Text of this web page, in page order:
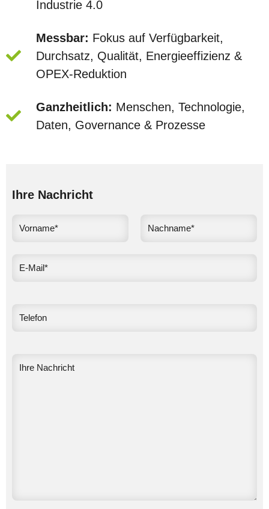
Industrie 4.0
Messbar: Fokus auf Verfügbarkeit,
Durchsatz, Qualität, Energieeffizienz &
OPEX‑Reduktion
Ganzheitlich: Menschen, Technologie,
Daten, Governance & Prozesse
Ihre Nachricht